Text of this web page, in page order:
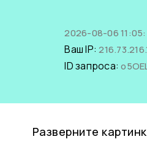
2026-08-06
Ваш IP:
ID запроса:
Разверните